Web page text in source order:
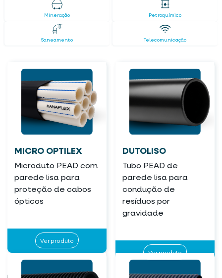
Mineração Petroquímico
Saneamento Telecomunicação
MICRO OPTILEX
Microduto PEAD com
parede lisa para
proteção de cabos
ópticos
Ver produto
DUTOLISO
Tubo PEAD de
parede lisa para
condução de
resíduos por
gravidade
Ver produto